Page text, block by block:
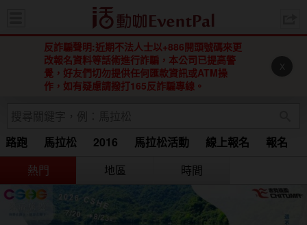
活動
反詐騙聲明:近期不法人士以+886開頭號碼來更
改報名資料等話術進行詐騙，本公司已提高警
覺，好友們切勿提供任何匯款資訊或ATM操
作，如有疑慮請撥打165反詐騙專線。
X
路跑 馬拉松 2016 馬拉松活動 線上報名
報名
Running
馬拉松 2015
熱門
地區 時間